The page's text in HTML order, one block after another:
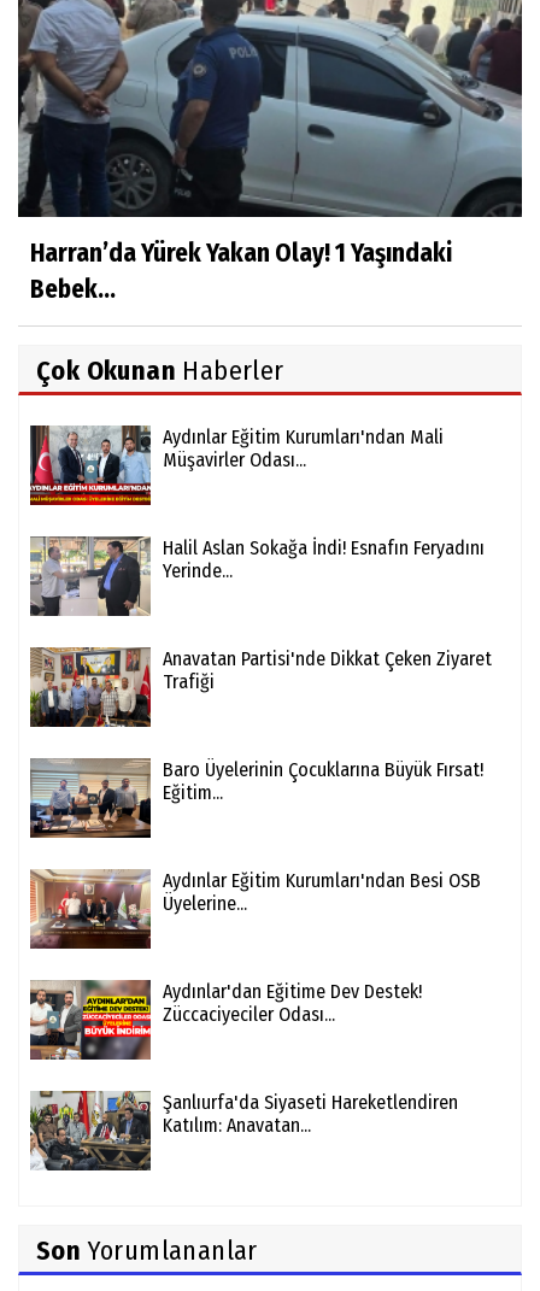
Harran’da Yürek Yakan Olay! 1 Yaşındaki
Bebek...
Çok Okunan Haberler
Aydınlar Eğitim Kurumları'ndan Mali
Müşavirler Odası...
Halil Aslan Sokağa İndi! Esnafın Feryadını
Yerinde...
Anavatan Partisi'nde Dikkat Çeken Ziyaret
Trafiği
Baro Üyelerinin Çocuklarına Büyük Fırsat!
Eğitim...
Aydınlar Eğitim Kurumları'ndan Besi OSB
Üyelerine...
Aydınlar'dan Eğitime Dev Destek!
Züccaciyeciler Odası...
Şanlıurfa'da Siyaseti Hareketlendiren
Katılım: Anavatan...
Son Yorumlananlar